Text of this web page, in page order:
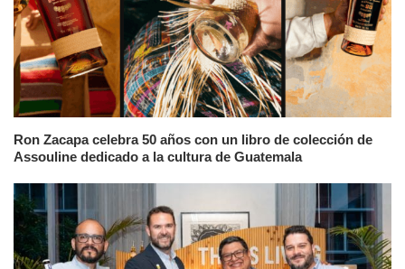
Ron Zacapa celebra 50 años con un libro de colección de
Assouline dedicado a la cultura de Guatemala